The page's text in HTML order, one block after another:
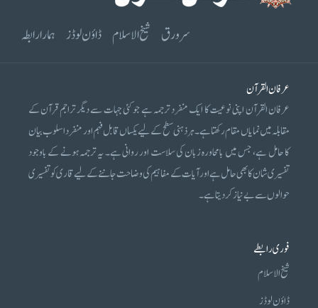
سرورق شیخ الاسلام ڈاؤن لوڈز ہمارا رابطہ
عرفان القرآن
عرفان القرآن اپنی نوعیت کا ایک منفرد ترجمہ ہے جو کئی جہات سے دیگر تراجم قرآن کے
مقابلہ میں نمایاں مقام رکھتا ہے۔ ہر ذہنی سطح کے لیے یکساں قابل فہم اور منفرد اسلوب بیان
کا حامل ہے، جس میں بامحاورہ زبان کی سلاست اور روانی ہے۔ یہ ترجمہ ہونے کے باوجود
تفسیری شان کا بھی حامل ہے اور آیات کے مفاہیم کی وضاحت جاننے کے لیے قاری کو تفسیری
حوالوں سے بے نیاز کر دیتا ہے۔
فوری رابطے
شیخ الاسلام
ڈاؤن لوڈز